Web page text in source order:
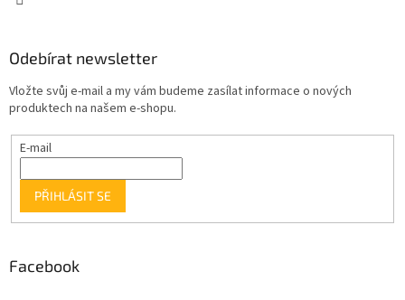
Odebírat newsletter
Vložte svůj e-mail a my vám budeme zasílat informace o nových
produktech na našem e-shopu.
E-mail
PŘIHLÁSIT SE
Facebook